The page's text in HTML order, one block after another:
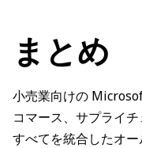
まとめ
小売業向けの
コマース、サプライ
すべてを統合したオ